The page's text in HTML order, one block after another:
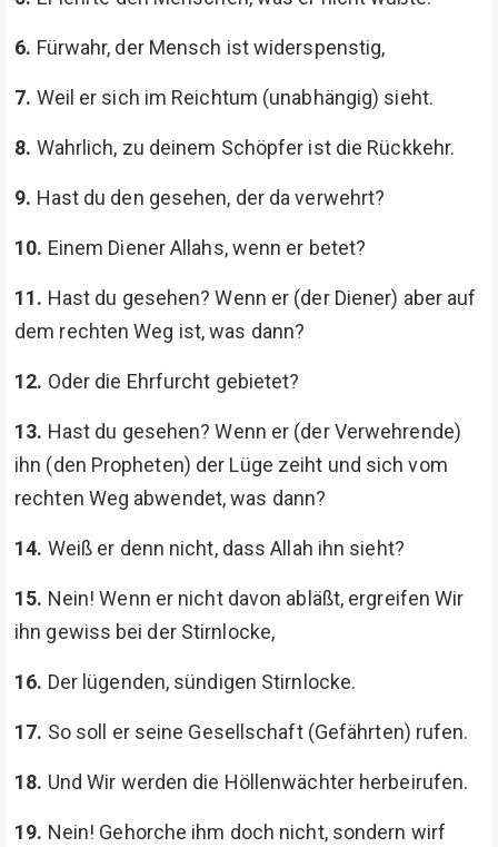
6. Fürwahr, der Mensch ist widerspenstig,
7. Weil er sich im Reichtum (unabhängig) sieht.
8. Wahrlich, zu deinem Schöpfer ist die Rückkehr.
9. Hast du den gesehen, der da verwehrt?
10. Einem Diener Allahs, wenn er betet?
11. Hast du gesehen? Wenn er (der Diener) aber auf
dem rechten Weg ist, was dann?
12. Oder die Ehrfurcht gebietet?
13. Hast du gesehen? Wenn er (der Verwehrende)
ihn (den Propheten) der Lüge zeiht und sich vom
rechten Weg abwendet, was dann?
14. Weiß er denn nicht, dass Allah ihn sieht?
15. Nein! Wenn er nicht davon abläßt, ergreifen Wir
ihn gewiss bei der Stirnlocke,
16. Der lügenden, sündigen Stirnlocke.
17. So soll er seine Gesellschaft (Gefährten) rufen.
18. Und Wir werden die Höllenwächter herbeirufen.
19. Nein! Gehorche ihm doch nicht, sondern wirf